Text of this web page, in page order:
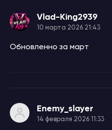
Vlad-King2939
10 марта 2026 21:43
Обновленно за март
Enemy_slayer
14 февраля 2026 11:33